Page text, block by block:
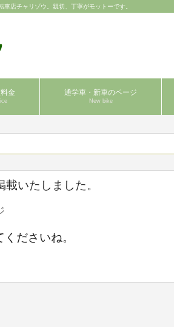
店チャリゾウ。親切、丁寧がモットーです。
金 通学車・新車のページ
New bike
いたしました。
ださいね。